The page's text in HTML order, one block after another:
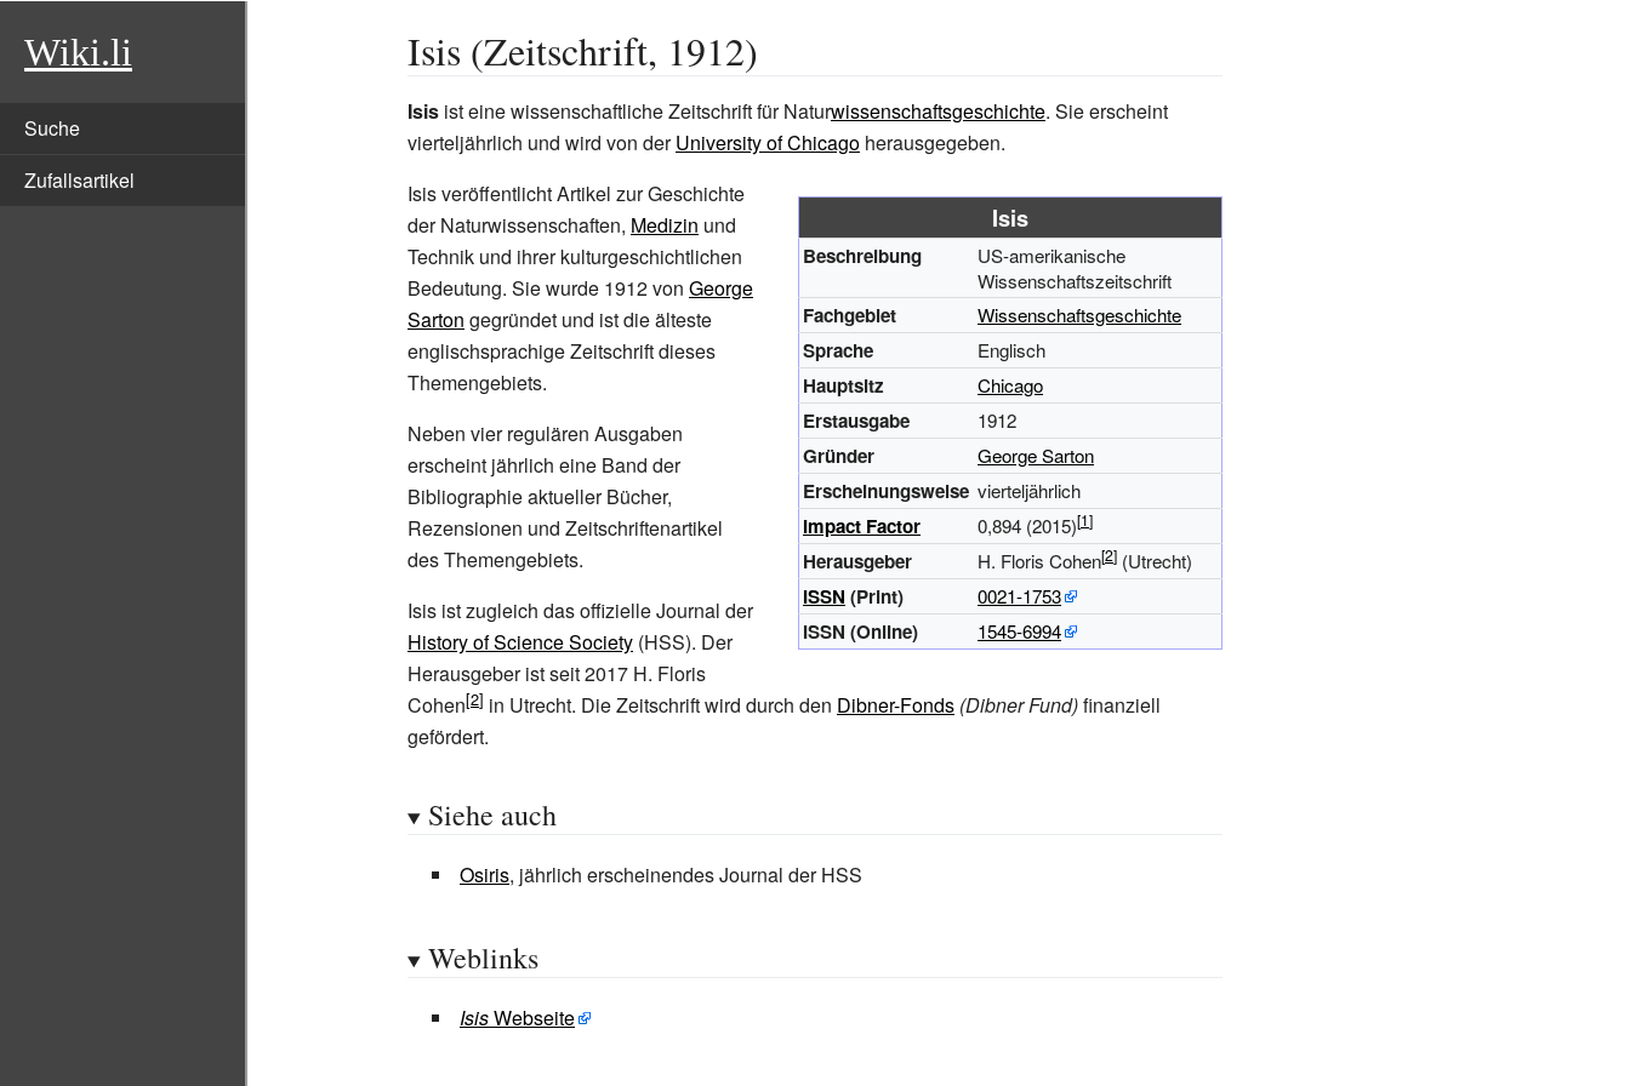
Wiki.li
Suche
Zufallsartikel
Isis (Zeitschrift, 1912)
Isis ist eine wissenschaftliche Zeitschrift für Naturwissenschaftsgeschichte. Sie erscheint
vierteljährlich und wird von derUniversity of Chicago herausgegeben.
Isis
Beschreibung
US-amerikanische
Wissenschaftszeitschrift
Fachgebiet Wissenschaftsgeschichte
Sprache Englisch
Hauptsitz Chicago
Erstausgabe 1912
Gründer George Sarton
Erscheinungsweise vierteljährlich
Impact Factor 0,894 (2015)
Herausgeber H. Floris Cohen (Utrecht)
ISSN (Print) 0021-1753
ISSN (Online) 1545-6994
Isis veröffentlicht Artikel zur Geschichte
der Naturwissenschaften, Medizin und
Technik und ihrer kulturgeschichtlichen
Bedeutung. Sie wurde 1912 von George
Sarton gegründet und ist die älteste
englischsprachige Zeitschrift dieses
Themengebiets.
Neben vier regulären Ausgaben
erscheint jährlich eine Band der
Bibliographie aktueller Bücher,
Rezensionen und Zeitschriftenartikel
des Themengebiets.
Isis ist zugleich das offizielle Journal der
History of Science Society (HSS). Der
Herausgeber ist seit 2017 H. Floris
Cohen
in Utrecht. Die Zeitschrift wird durch den Dibner-Fonds (Dibner Fund)finanziell
gefördert.
Siehe auch
Osiris, jährlich erscheinendes Journal der HSS
Weblinks
IsisWebseite